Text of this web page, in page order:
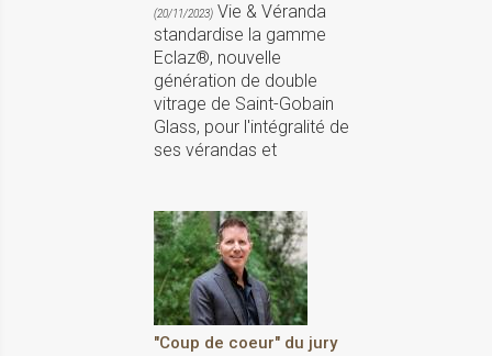
(20/11/2023) Vie & Véranda
standardise la gamme
Eclaz®, nouvelle
génération de double
vitrage de Saint-Gobain
Glass, pour l'intégralité de
ses vérandas et
"Coup de coeur" du jury